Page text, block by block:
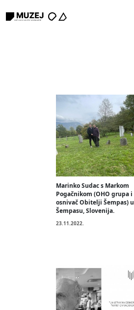
Marinko Sudac s Markom
Pogačnikom (OHO grupa i
osnivač Obitelji Šempas) u
Šempasu, Slovenija.
23.11.2022.